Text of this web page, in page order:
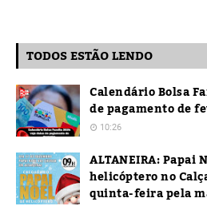
TODOS ESTÃO LENDO
Calendário Bolsa
de pagamento de
10:26
ALTANEIRA: Papai
helicóptero no
quinta-feira pela